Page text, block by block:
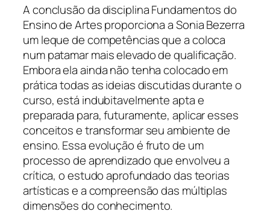
A conclusão da disciplina Fundamentos do
Ensino de Artes proporciona a Sonia Bezerra
um leque de competências que a coloca
num patamar mais elevado de qualificação.
Embora ela ainda não tenha colocado em
prática todas as ideias discutidas durante o
curso, está indubitavelmente apta e
preparada para, futuramente, aplicar esses
conceitos e transformar seu ambiente de
ensino. Essa evolução é fruto de um
processo de aprendizado que envolveu a
crítica, o estudo aprofundado das teorias
artísticas e a compreensão das múltiplas
dimensões do conhecimento.